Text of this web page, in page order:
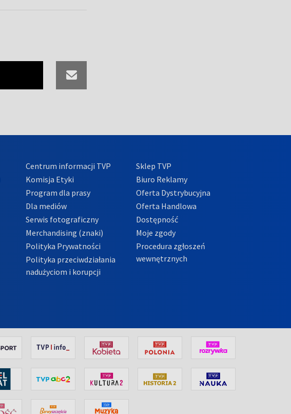
Centrum informacji TVP
Komisja Etyki
Program dla prasy
Dla mediów
Serwis fotograficzny
Merchandising (znaki)
Polityka Prywatności
Polityka przeciwdziałania
nadużyciom i korupcji
Sklep TVP
Biuro Reklamy
Oferta Dystrybucyjna
Oferta Handlowa
Dostępność
Moje zgody
Procedura zgłoszeń
wewnętrznych